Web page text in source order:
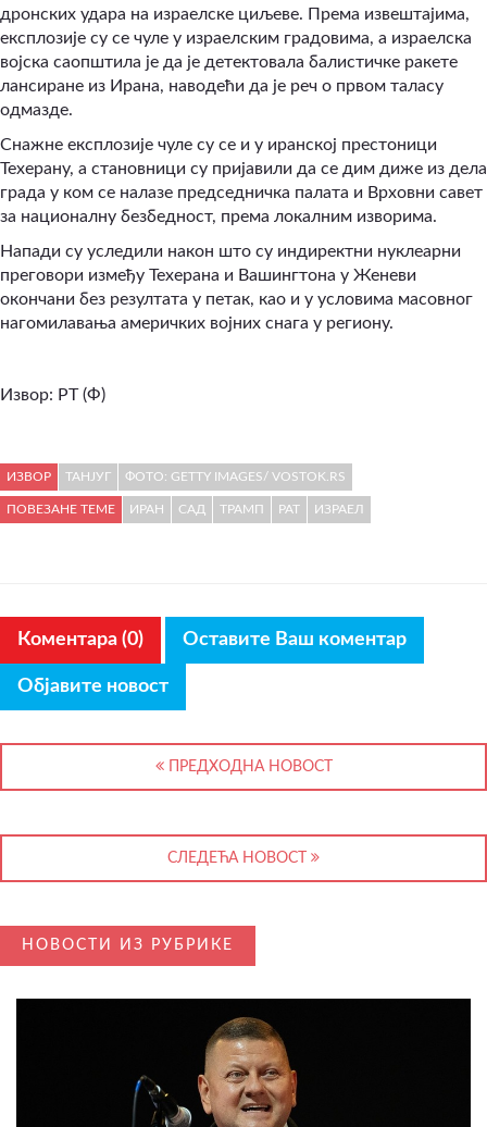
дронских удара на израелске циљеве. Према извештајима,
експлозије су се чуле у израелским градовима, а израелска
војска саопштила је да је детектовала балистичке ракете
лансиране из Ирана, наводећи да је реч о првом таласу
одмазде.
Снажне експлозије чуле су се и у иранској престоници
Техерану, а становници су пријавили да се дим диже из дела
града у ком се налазе председничка палата и Врховни савет
за националну безбедност, према локалним изворима.
Напади су уследили након што су индиректни нуклеарни
преговори између Техерана и Вашингтона у Женеви
окончани без резултата у петак, као и у условима масовног
нагомилавања америчких војних снага у региону.
Извор: РТ (Ф)
ИЗВОР ТАНЈУГ ФОТО: GETTY IMAGES/ VOSTOK.RS
ПОВЕЗАНЕ ТЕМЕ ИРАН САД ТРАМП РАТ ИЗРАЕЛ
Коментара (0) Оставите Ваш коментар
Објавите новост
ПРЕДХОДНА НОВОСТ
СЛЕДЕЋА НОВОСТ
НОВОСТИ ИЗ РУБРИКЕ